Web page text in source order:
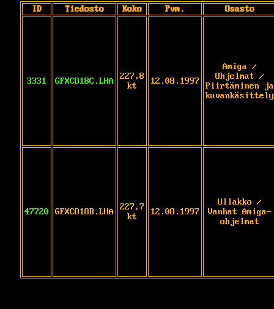
ID Tiedosto Koko Pvm. Osasto
3331 GFXCO18C.LHA
227,8
kt
12.08.1997
Amiga /
Ohjelmat /
Piirtäminen ja
kuvankäsittely
47720 GFXCO18B.LHA
227,7
kt
12.08.1997
Ullakko /
Vanhat Amiga-
ohjelmat